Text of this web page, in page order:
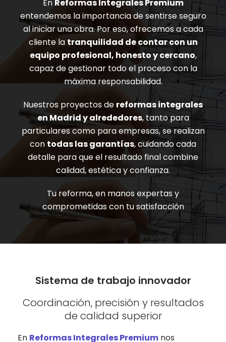
En Reformas Integrales Premium
entendemos la importancia de sentirse seguro
al iniciar una obra. Por eso, ofrecemos a cada
cliente la tranquilidad de contar con un
equipo profesional, honesto y cercano,
capaz de gestionar todo el proceso con la
máxima responsabilidad.
Nuestros proyectos de reformas integrales
en Madrid y alrededores, tanto para
particulares como para empresas, se realizan
con todas las garantías, cuidando cada
detalle para que el resultado final combine
calidad, estética y confianza.
Tu reforma, en manos expertas y
comprometidas con tu satisfacción
Sistema de trabajo innovador
Coordinación, precisión y resultados
de calidad superior
En Reformas Integrales Premium nos